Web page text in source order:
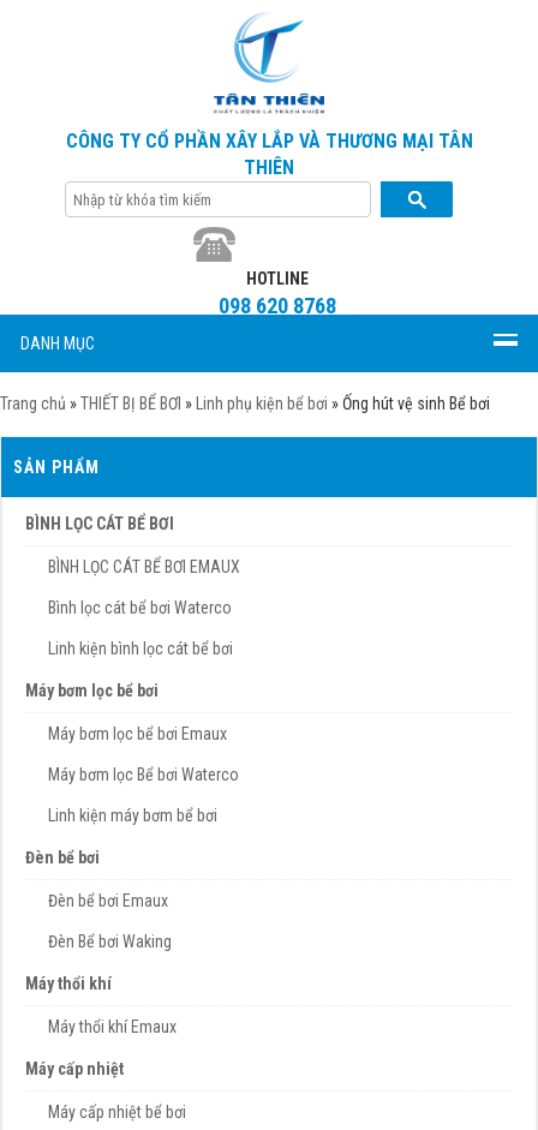
CÔNG TY CỔ PHẦN XÂY LẮP VÀ THƯƠNG MẠI TÂN
THIÊN
HOTLINE
098 620 8768
DANH MỤC
Trang chủ »THIẾT BỊ BỂ BƠI » Linh phụ kiện bể bơi »Ống hút vệ sinh Bể bơi
SẢN PHẨM
BÌNH LỌC CÁT BỂ BƠI
BÌNH LỌC CÁT BỂ BƠI EMAUX
Bình lọc cát bể bơi Waterco
Linh kiện bình lọc cát bể bơi
Máy bơm lọc bể bơi
Máy bơm lọc bể bơi Emaux
Máy bơm lọc Bể bơi Waterco
Linh kiện máy bơm bể bơi
Đèn bể bơi
Đèn bể bơi Emaux
Đèn Bể bơi Waking
Máy thổi khí
Máy thổi khí Emaux
Máy cấp nhiệt
Máy cấp nhiệt bể bơi